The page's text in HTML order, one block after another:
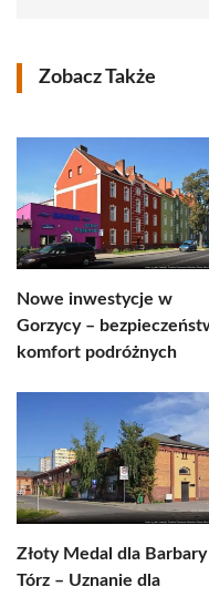
Zobacz Także
Nowe inwestycje w
Gorzycy –
komfort podróżnych
Złoty Medal dla Barbary
Tórz – Uznanie dla